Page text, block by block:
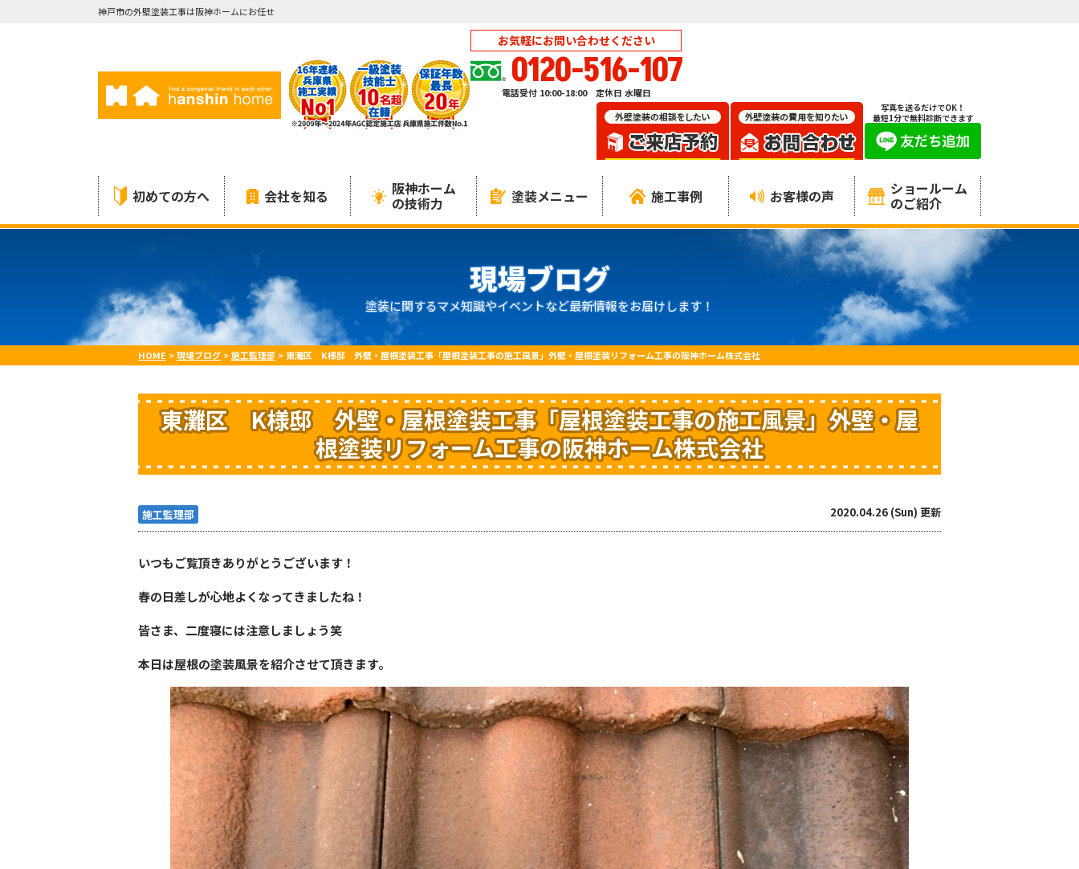
神戸市の外壁塗装工事は阪神ホームにお任せ
お気軽にお問い合わせください
0120-516-107
電話受付 10:00-18:00 定休日 水曜日
写真を送るだけでOK！
最短1分で無料診断できます
初めての方へ 会社を知る 阪神ホーム
の技術力 塗装メニュー 施工事例 お客様の声 ショールーム
のご紹介
現場ブログ
塗装に関するマメ知識やイベントなど最新情報をお届けします！
HOME >現場ブログ >施工監理部 >東灘区 K様邸 外壁・屋根塗装工事「屋根塗装工事の施工風景」外壁・屋根塗装リフォーム工事の阪神ホーム株式会社
東灘区 K様邸 外壁・屋根塗装工事「屋根塗装工事の施工風景」外壁・屋
根塗装リフォーム工事の阪神ホーム株式会社
施工監理部 2020.04.26 (Sun) 更新
いつもご覧頂きありがとうございます！
春の日差しが心地よくなってきましたね！
皆さま、二度寝には注意しましょう笑
本日は屋根の塗装風景を紹介させて頂きます。